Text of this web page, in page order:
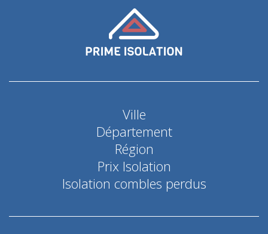
Ville
Département
Région
Prix Isolation
Isolation combles perdus